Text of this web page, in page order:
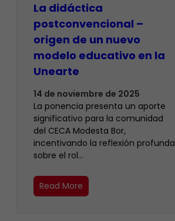
La didáctica
postconvencional –
origen de un nuevo
modelo educativo en la
Unearte
14 de noviembre de 2025
La ponencia presenta un aporte
significativo para la comunidad
del CECA Modesta Bor,
incentivando la reflexión profunda
sobre el rol…
Read More